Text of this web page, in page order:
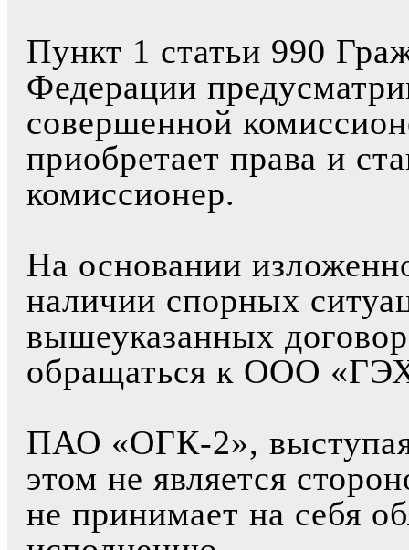
Пункт 1 статьи 990
Федерации
совершенной
приобретает права и
комиссионер.
На основании
наличии спорных
вышеуказанных
обращаться к ООО
ПАО «ОГК-2», выступая
этом не является
не принимает на себя